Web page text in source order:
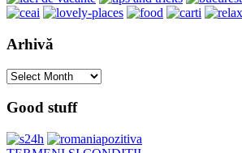
Arhivă
Arhivă
Good stuff